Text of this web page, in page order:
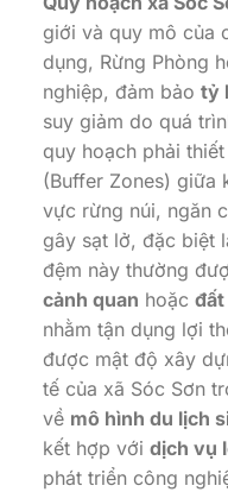
giới và quy mô của
dụng, Rừng Phòng
nghiệp, đảm bảo tỷ
suy giảm do quá
quy hoạch phải
(Buffer Zones) giữa
vực rừng núi, ngăn
gây sạt lở, đặc biệt
đệm này thường
cảnh quan hoặc đất
nhằm tận dụng lợi
được mật độ xây
tế của xã Sóc Sơn
về mô hình du lịch
kết hợp với dịch vụ
phát triển công